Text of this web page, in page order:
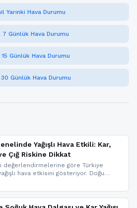
Yarınki Hava Durumu
7 Günlük Hava Durumu
Günlük Hava Durumu
Günlük Hava Durumu
Yağışlı Hava Etkili: Kar,
Çığ Riskine Dikkat
değerlendirmelerine göre Türkiye
hava etkisini gösteriyor. Doğu
kar yağışı beklenirken Marmara ve
bulunuyor. İç kesimlerde sis ve pus
mesafesinde azalma